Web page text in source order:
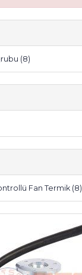
(8)
Fan Termik (8)